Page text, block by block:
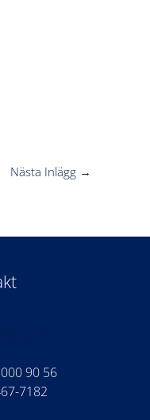
Nästa Inlägg →
90 56
7182